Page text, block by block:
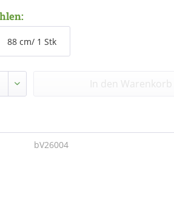
88 cm/ 1 Stk
In den Warenkorb
bV26004